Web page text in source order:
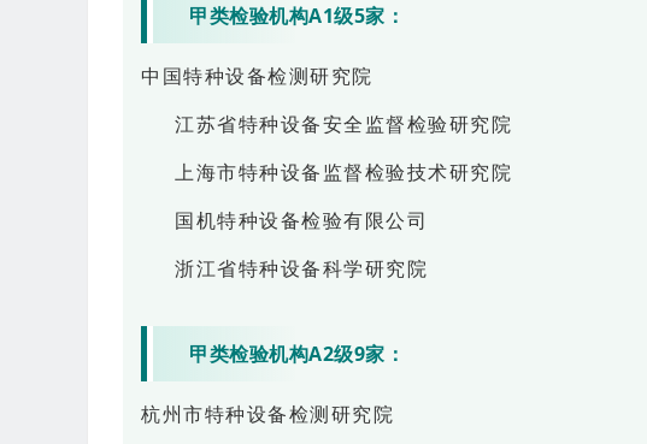
甲类检验机构A1级5家：
中国特种设备检测研究院
江苏省特种设备安全监督检验研究院
上海市特种设备监督检验技术研究院
国机特种设备检验有限公司
浙江省特种设备科学研究院
甲类检验机构A2级9家：
杭州市特种设备检测研究院